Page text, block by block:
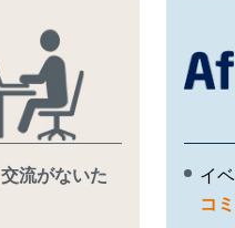
交流がないた
イ
コ